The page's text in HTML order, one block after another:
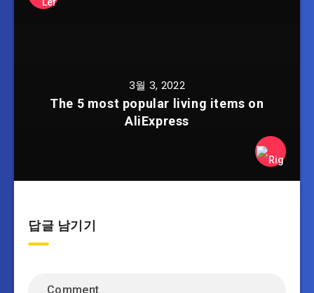
3월 3, 2022
The 5 most popular living items on
AliExpress
답글 남기기